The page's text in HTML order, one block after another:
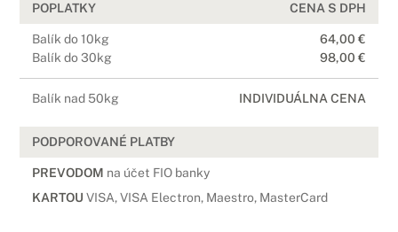
POPLATKY
Balík do 10kg
Balík do 30kg
Balík nad 50kg
CENA S DPH
64,00 €
98,00 €
INDIVIDUÁLNA CENA
PODPOROVANÉ PLATBY
PREVODOM na účet FIO banky
KARTOU VISA, VISA Electron, Maestro, MasterCard